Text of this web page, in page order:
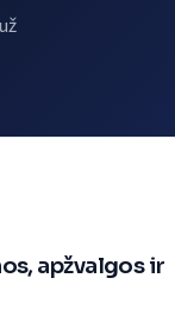
apžvalgos ir